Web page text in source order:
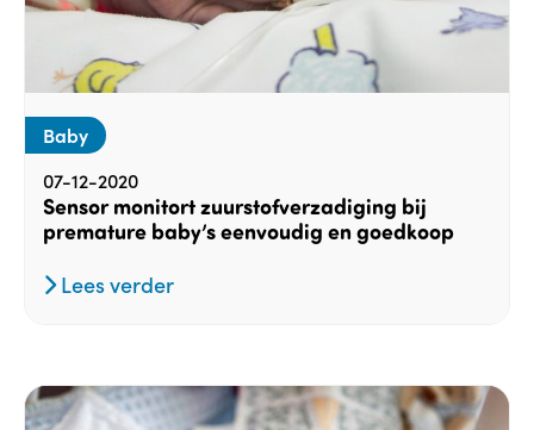
Baby
07-12-2020
Sensor monitort zuurstofverzadiging bij
premature baby’s eenvoudig en goedkoop
Lees verder